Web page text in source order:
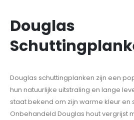
Douglas
Douglas schuttingplanken zijn een
hun natuurlijke uitstraling en lange
staat bekend om zijn warme kleur en
Onbehandeld Douglas hout vergrijst